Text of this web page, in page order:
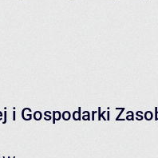
i Gospodarki